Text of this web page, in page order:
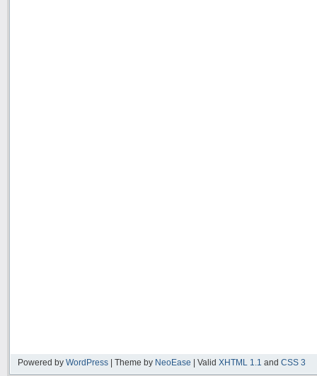
Powered by WordPress | Theme by NeoEase | Valid XHTML 1.1 and CSS 3